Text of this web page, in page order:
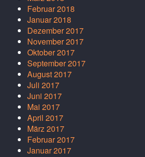
Februar 2018
Januar 2018
Dezember 2017
November 2017
Oktober 2017
September 2017
August 2017
Juli 2017
Juni 2017
Mai 2017
April 2017
März 2017
Februar 2017
Januar 2017